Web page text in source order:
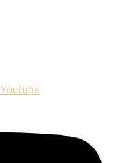
Youtube